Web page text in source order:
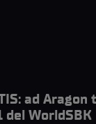
ad Aragon
del WorldSBK